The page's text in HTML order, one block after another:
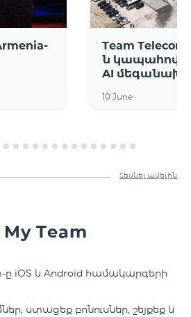
10 June
Team
ն կապահովի
AI
ինտերնետ
Տեսնել ավելին
Team
ը iOS և Android համակարգերի
ստացեք բոնուսներ, շեյքեք և